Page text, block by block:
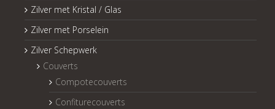
Zilver met Kristal / Glas
Zilver met Porselein
Zilver Schepwerk
Couverts
Compotecouverts
Confiturecouverts